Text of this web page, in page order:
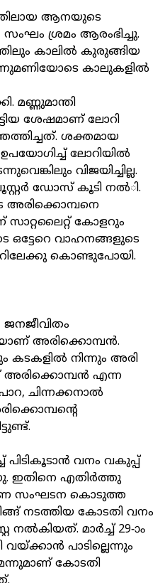
ആനയുടെ
ശ്രമം ആരംഭിച്ചു.
കാലില്‍ കുരുങ്ങിയ
കാലുകളില്‍
മണ്ണുമാന്തി
ശേഷമാണ് ലോറി
ശക്തമായ
ലോറിയില്‍
വിജയിച്ചില്ല.
ഡോസ് കൂടി നല്‍ി.
സാറ്റലൈറ്റ് കോളറും
ഒട്ടേറെ വാഹനങ്ങളുടെ
കൊണ്ടുപോയി.
അരിക്കൊമ്പന്‍.
കടകളില്‍ നിന്നും അരി
അരിക്കൊമ്പന്‍ എന്ന
ചിന്നക്കനാല്‍
വനം വകുപ്പ്
ഇതിനെ എതിര്‍ത്തു
സംഘടന കൊടുത്ത
നടത്തിയ കോടതി വനം
നല്‍കിയത്. മാര്‍ച്ച് 29-ാം
പാടില്ലെന്നും
കോടതി